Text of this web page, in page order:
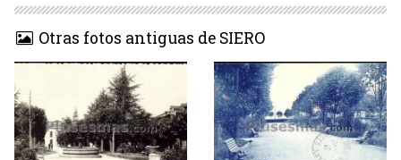
Otras fotos antiguas de SIERO